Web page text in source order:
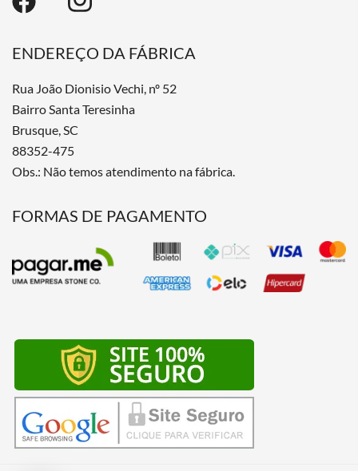
ENDEREÇO DA FÁBRICA
Rua João Dionisio Vechi, nº 52
Bairro Santa Teresinha
Brusque, SC
88352-475
Obs.: Não temos atendimento na fábrica.
FORMAS DE PAGAMENTO